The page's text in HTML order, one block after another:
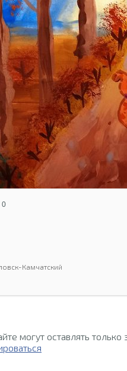
0
Камчатский
могут оставлять